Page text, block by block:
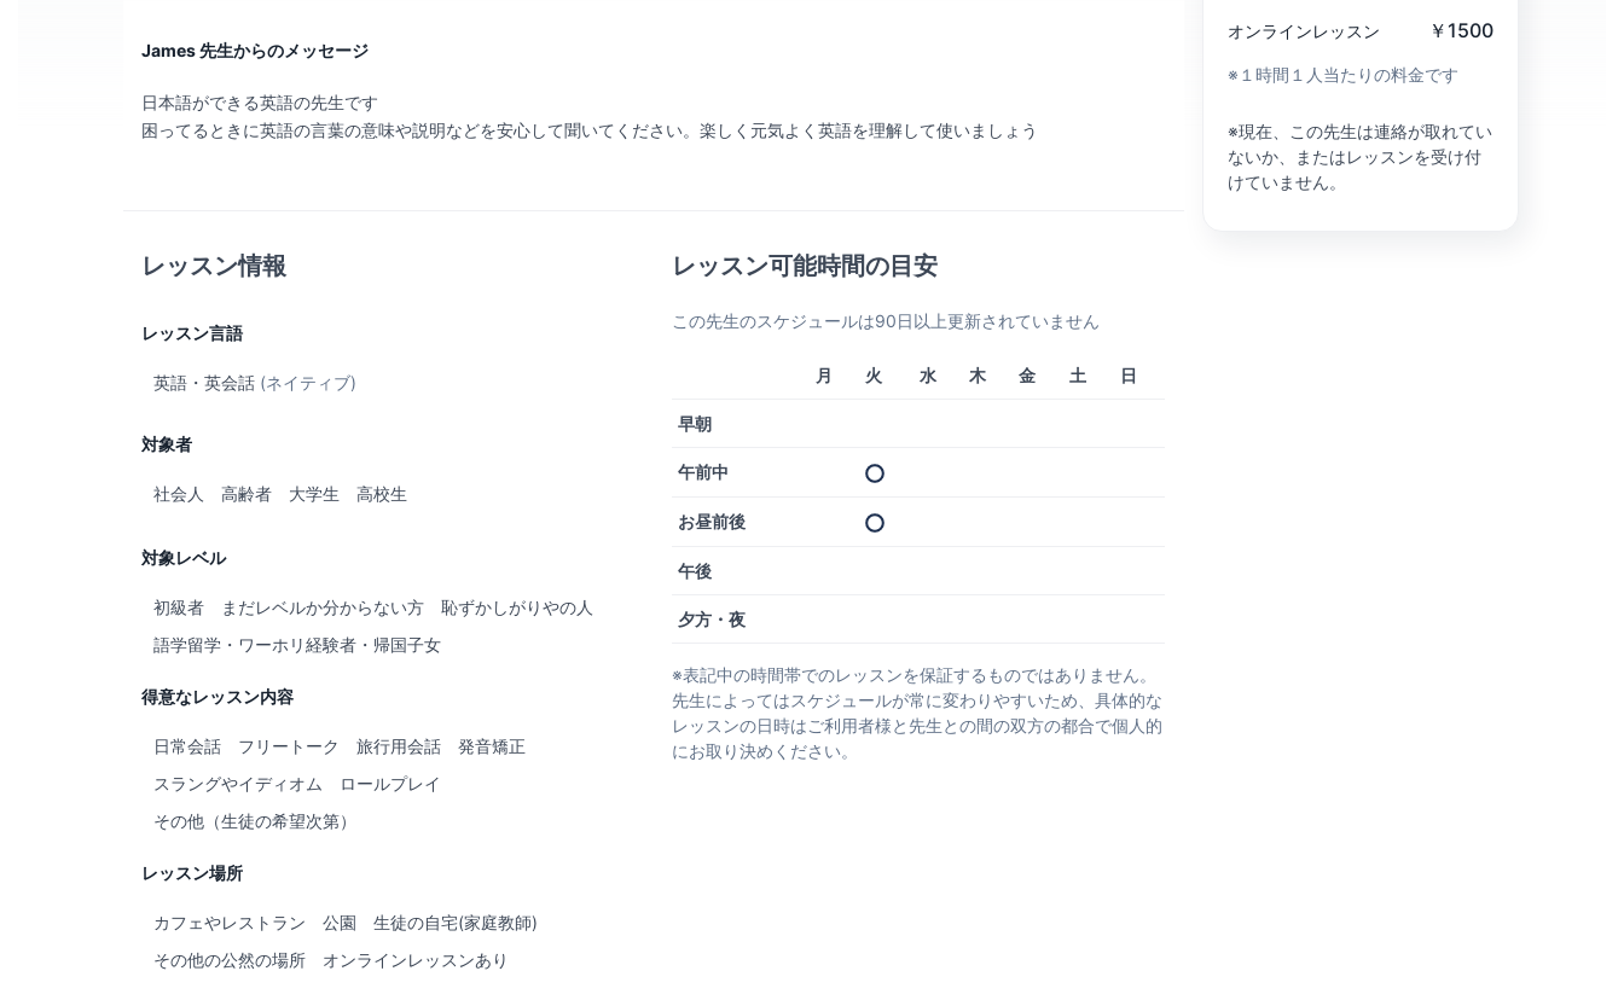
James 先生からのメッセージ
日本語ができる英語の先生です
困ってるときに英語の言葉の意味や説明などを安心して聞いてください。楽しく元気よく英語を理解して使いましょう
レッスン情報
レッスン言語
英語・英会話 (ネイティブ)
対象者
社会人 高齢者 大学生 高校生
対象レベル
初級者 まだレベルか分からない方
恥ずかしがりやの人
語学留学・ワーホリ経験者・帰国子女
得意なレッスン内容
日常会話 フリートーク 旅行用会話
発音矯正
スラングやイディオム
ロールプレイ
その他（生徒の希望次第）
レッスン場所
カフェやレストラン 公園
生徒の自宅(家庭教師)
その他の公然の場所
オンラインレッスンあり
レッスン可能時間の目安
この先生のスケジュールは90日以上更新されていません
月 火 水 木 金 土 日
早朝
午前中
お昼前後
午後
夕方・夜
※表記中の時間帯でのレッスンを保証するものではありません。
先生によってはスケジュールが常に変わりやすいため、具体的な
レッスンの日時はご利用者様と先生との間の双方の都合で個人的
にお取り決めください。
オンラインレッスン ￥1500
※１時間１人当たりの料金です
※現在、この先生は連絡が取れてい
ないか、またはレッスンを受け付
けていません。